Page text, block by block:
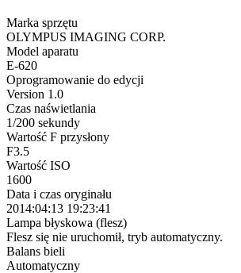
Marka sprzętu
OLYMPUS IMAGING CORP.
Model aparatu
E-620
Oprogramowanie do edycji
Version 1.0
Czas naświetlania
1/200 sekundy
Wartość F przysłony
F3.5
Wartość ISO
1600
Data i czas oryginału
2014:04:13 19:23:41
Lampa błyskowa (flesz)
Flesz się nie uruchomił, tryb automatyczny.
Balans bieli
Automatyczny